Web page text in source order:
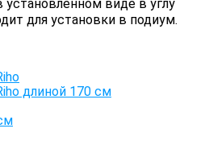
виде в углу
для установки в подиум.
длиной 170 см